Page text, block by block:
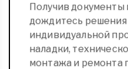
Получив документы
дождитесь
индивидуальной
наладки,
монтажа и ремонта